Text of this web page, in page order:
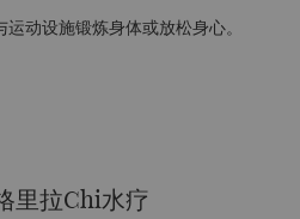
动设施锻炼身体或放松身心。
里拉Chi水疗